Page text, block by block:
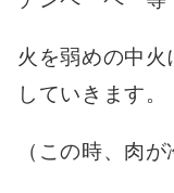
火を弱めの中
していきます。
（この時、肉